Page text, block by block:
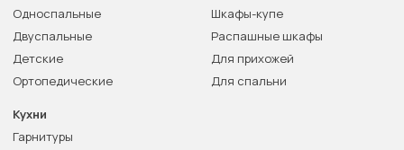
Односпальные
Двуспальные
Детские
Ортопедические
Шкафы-купе
Распашные шкафы
Для прихожей
Для спальни
Кухни
Гарнитуры